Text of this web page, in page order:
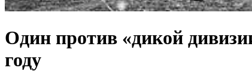
Один против «дикой
году